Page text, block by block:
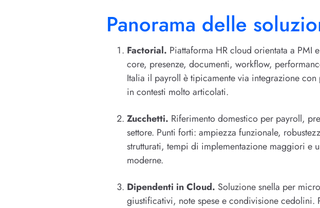
Panorama delle
Factorial. Piattaforma HR cloud orientata a PMI
core, presenze, documenti, workflow,
Italia il payroll è tipicamente via integrazione
in contesti molto articolati.
Zucchetti. Riferimento domestico per payroll,
settore. Punti forti: ampiezza funzionale,
strutturati, tempi di implementazione maggiori e
moderne.
Dipendenti in Cloud. Soluzione snella per
giustificativi, note spese e condivisione